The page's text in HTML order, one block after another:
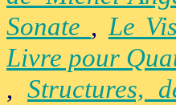
Sonate ,Le
Livre pour
, Structures,